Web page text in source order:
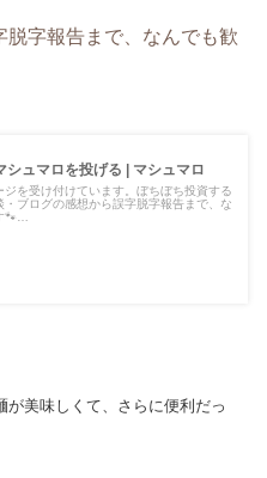
脱字報告まで、なんでも歓
シュマロを投げる | マシュマロ
ジを受け付けています。ぼちぼち投資する
・ブログの感想から誤字脱字報告まで、な
🐾…
が美味しくて、さらに便利だっ